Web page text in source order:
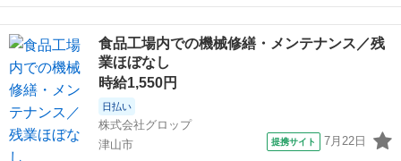
☆日勤で土日祝お休みのメンテナンス作業 ＼猛暑対策実施中／ 涼しい
自宅からスマホで『WEB登録』OK！ 当社では【WEB面談（カジュア
ル登録）】を 導入してい...食品工場内での機械修繕・メンテナンス／残
業ほぼなし
時給1,550円
日払い
株式会社グロップ
津山市
提携サイト 7月22日